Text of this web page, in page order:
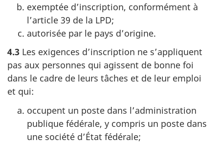
exemptée d’inscription, conformément à
l’article 39 de la LPD;
autorisée par le pays d’origine.
4.3 Les exigences d’inscription ne s’appliquent
pas aux personnes qui agissent de bonne foi
dans le cadre de leurs tâches et de leur emploi
et qui:
occupent un poste dans l’administration
publique fédérale, y compris un poste dans
une société d’État fédérale;